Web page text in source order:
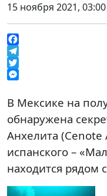
15 ноября 2021,
Facebook
Telegram
Twitter
В Мексике на
обнаружена
Анхелита
испанского –
находится рядом